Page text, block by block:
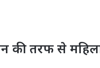
की तरफ से